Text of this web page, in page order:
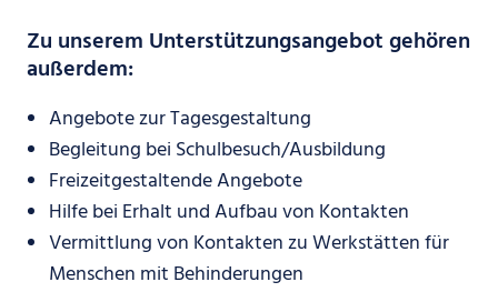
Zu unserem Unterstützungsangebot gehören
außerdem:
Angebote zur Tagesgestaltung
Begleitung bei Schulbesuch/Ausbildung
Freizeitgestaltende Angebote
Hilfe bei Erhalt und Aufbau von Kontakten
Vermittlung von Kontakten zu Werkstätten für
Menschen mit Behinderungen